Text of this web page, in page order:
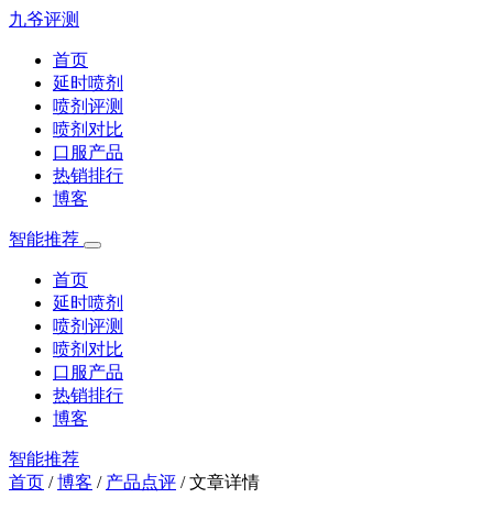
九爷评测
首页
延时喷剂
喷剂评测
喷剂对比
口服产品
热销排行
博客
智能推荐
首页
延时喷剂
喷剂评测
喷剂对比
口服产品
热销排行
博客
智能推荐
首页 /博客 / 产品点评 /文章详情